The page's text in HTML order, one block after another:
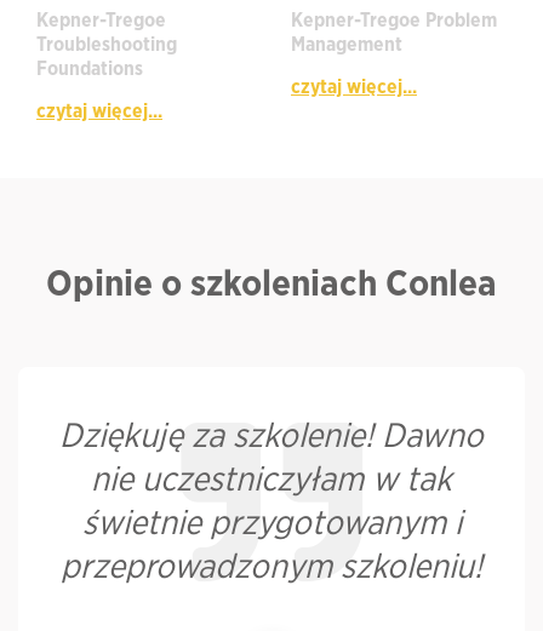
Kepner-Tregoe
Troubleshooting
Foundations
czytaj więcej...
Kepner-Tregoe Problem
Management
czytaj więcej...
Opinie o szkoleniach Conlea
Dziękuję za szkolenie! Dawno
nie uczestniczyłam w tak
świetnie przygotowanym i
przeprowadzonym szkoleniu!